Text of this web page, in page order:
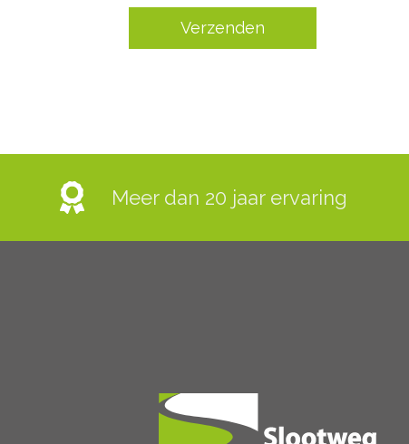
Meer dan 20 jaar ervaring